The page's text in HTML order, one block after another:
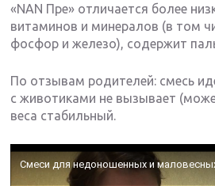
«NAN Пре» отличается более
витаминов и минералов (в том
фосфор и железо), содержит
По отзывам родителей: смесь
с животиками не вызывает
веса стабильный.
Смеси для недоношенных и